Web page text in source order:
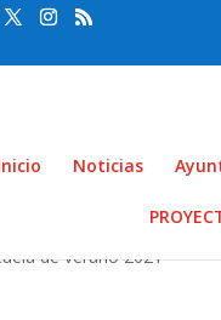
Noticias
de verano 2021